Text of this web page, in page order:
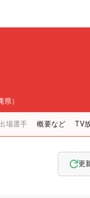
）
場選手 概要など TV
更